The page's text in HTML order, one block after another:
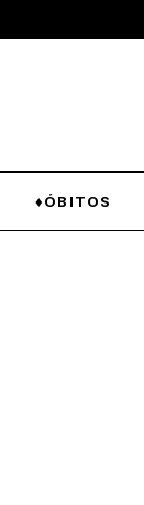
♦ÓBITOS